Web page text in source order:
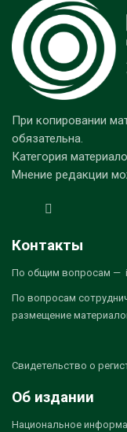
При копировании
обязательна.
Категория
Мнение редакции
Контакты
По общим вопросам —
По вопросам
размещение
Свидетельство о
Об издании
Национальное